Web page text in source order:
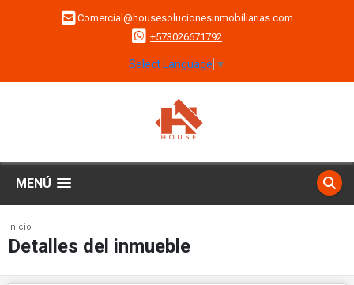
Comercial@housesolucionesinmobiliarias.com
+573026671792
Select Language ▼
MENÚ
Inicio
Detalles del inmueble